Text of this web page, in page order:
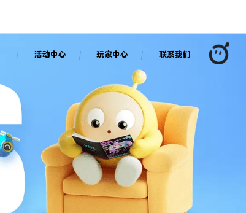
活动中心 玩家中心 联系我们